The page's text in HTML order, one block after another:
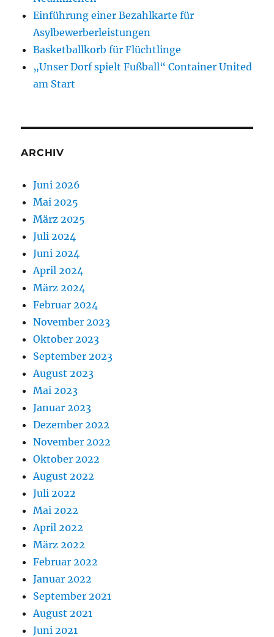
Einführung einer Bezahlkarte für
Asylbewerberleistungen
Basketballkorb für Flüchtlinge
„Unser Dorf spielt Fußball“ Container United
am Start
ARCHIV
Juni 2026
Mai 2025
März 2025
Juli 2024
Juni 2024
April 2024
März 2024
Februar 2024
November 2023
Oktober 2023
September 2023
August 2023
Mai 2023
Januar 2023
Dezember 2022
November 2022
Oktober 2022
August 2022
Juli 2022
Mai 2022
April 2022
März 2022
Februar 2022
Januar 2022
September 2021
August 2021
Juni 2021